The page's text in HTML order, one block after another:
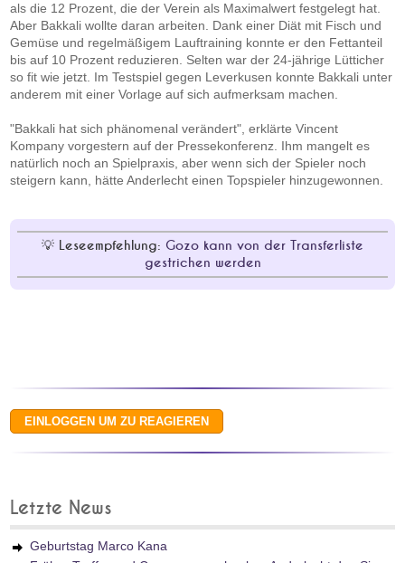
als die 12 Prozent, die der Verein als Maximalwert festgelegt hat.
Aber Bakkali wollte daran arbeiten. Dank einer Diät mit Fisch und
Gemüse und regelmäßigem Lauftraining konnte er den Fettanteil
bis auf 10 Prozent reduzieren. Selten war der 24-jährige Lütticher
so fit wie jetzt. Im Testspiel gegen Leverkusen konnte Bakkali unter
anderem mit einer Vorlage auf sich aufmerksam machen.
"Bakkali hat sich phänomenal verändert", erklärte Vincent
Kompany vorgestern auf der Pressekonferenz. Ihm mangelt es
natürlich noch an Spielpraxis, aber wenn sich der Spieler noch
steigern kann, hätte Anderlecht einen Topspieler hinzugewonnen.
Leseempfehlung: Gozo kann von der Transferliste
gestrichen werden
Letzte News
Geburtstag Marco Kana